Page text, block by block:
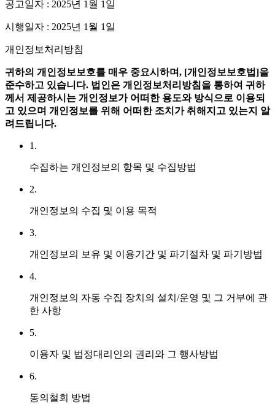
공고일자 : 2025년 1월 1일
시행일자 : 2025년 1월 1일
개인정보처리방침
귀하의 개인정보보호를 매우 중요시하며, [개인정보보호법]을
준수하고 있습니다. 법인은 개인정보처리방침을 통하여 귀하
께서 제공하시는 개인정보가 어떠한 용도와 방식으로 이용되
고 있으며 개인정보를 위해 어떠한 조치가 취해지고 있는지 알
려드립니다.
1.
수집하는 개인정보의 항목 및 수집방법
2.
개인정보의 수집 및 이용 목적
3.
개인정보의 보유 및 이용기간 및 파기절차 및 파기방법
4.
개인정보의 자동 수집 장치의 설치/운영 및 그 거부에 관
한 사항
5.
이용자 및 법정대리인의 권리와 그 행사방법
6.
동의철회 방법